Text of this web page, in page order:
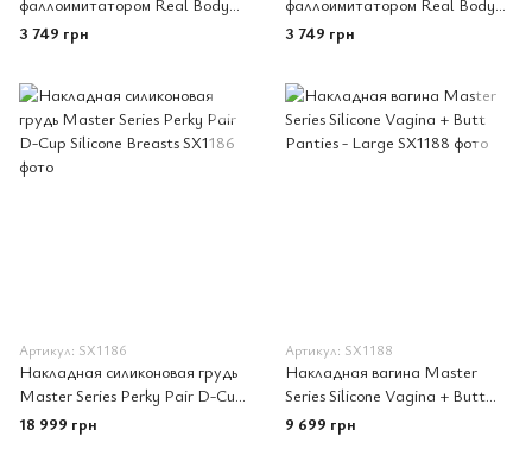
Real Manly, S/M, цельная
конструкция, для нее
3 749 грн
Real Manly, L/XL, цельная
конструкция, для нее
3 749 грн
Артикул: SX1186
Накладная силиконовая грудь
Master Series Perky Pair D-Cup
Silicone Breasts
18 999 грн
Артикул: SX1188
Накладная вагина Master
Series Silicone Vagina + Butt
Panties - Large
9 699 грн